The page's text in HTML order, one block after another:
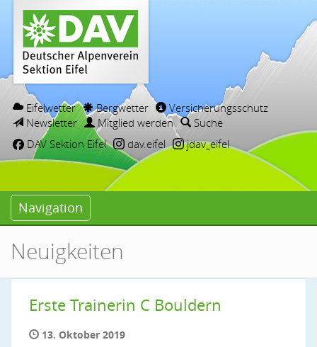
Eifelwetter Bergwetter
Versicherungsschutz
Newsletter
Mitglied werden
Suche
DAV Sektion Eifel
dav.eifel jdav_eifel
Navigation
Neuigkeiten
Erste Trainerin C Bouldern
13. Oktober 2019